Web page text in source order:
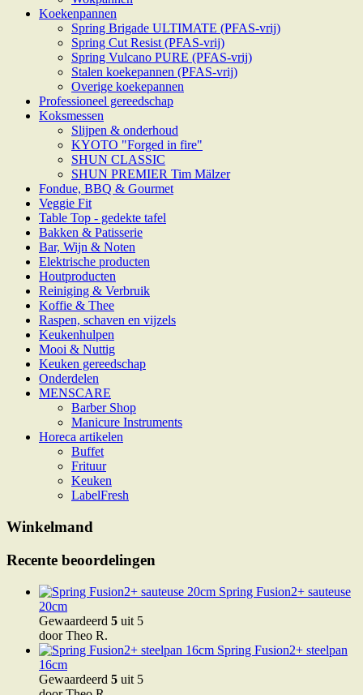
Koekenpannen
Spring Brigade ULTIMATE (PFAS-vrij)
Spring Cut Resist (PFAS-vrij)
Spring Vulcano PURE (PFAS-vrij)
Stalen koekepannen (PFAS-vrij)
Overige koekepannen
Professioneel gereedschap
Koksmessen
Slijpen & onderhoud
KYOTO "Forged in fire"
SHUN CLASSIC
SHUN PREMIER Tim Mälzer
Fondue, BBQ & Gourmet
Veggie Fit
Table Top - gedekte tafel
Bakken & Patisserie
Bar, Wijn & Noten
Elektrische producten
Houtproducten
Reiniging & Verbruik
Koffie & Thee
Raspen, schaven en vijzels
Keukenhulpen
Mooi & Nuttig
Keuken gereedschap
Onderdelen
MENSCARE
Barber Shop
Manicure Instruments
Horeca artikelen
Buffet
Frituur
Keuken
LabelFresh
Winkelmand
Recente beoordelingen
Spring Fusion2+ sauteuse
20cm
Gewaardeerd 5 uit 5
door Theo R.
Spring Fusion2+ steelpan
16cm
Gewaardeerd 5 uit 5